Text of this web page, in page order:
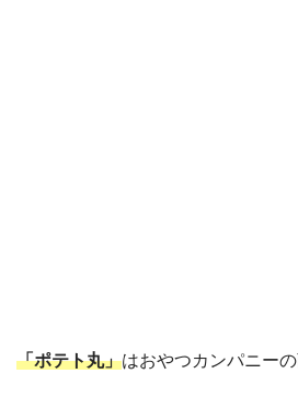
「ポテト丸」はおやつカンパニーの